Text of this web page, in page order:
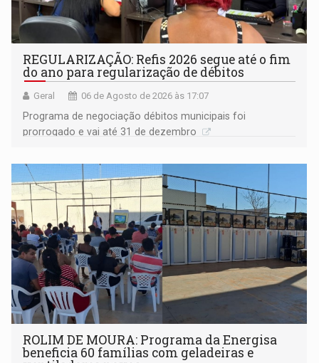
REGULARIZAÇÃO: Refis 2026 segue até o fim
do ano para regularização de débitos
Geral 06 de Agosto de 2026 às 17:07
Programa de negociação débitos municipais foi
prorrogado e vai até 31 de dezembro
ROLIM DE MOURA: Programa da Energisa
beneficia 60 famílias com geladeiras e